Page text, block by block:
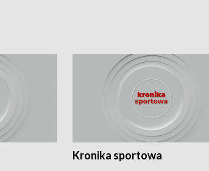
Kronika sportowa